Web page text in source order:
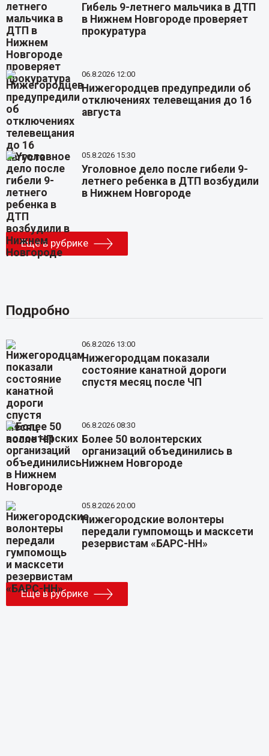
Гибель 9-летнего мальчика в ДТП
в Нижнем Новгороде проверяет
прокуратура
06.8.2026 12:00
Нижегородцев предупредили об
отключениях телевещания до 16
августа
05.8.2026 15:30
Уголовное дело после гибели 9-
летнего ребенка в ДТП возбудили
в Нижнем Новгороде
Еще в рубрике
Подробно
06.8.2026 13:00
Нижегородцам показали
состояние канатной дороги
спустя месяц после ЧП
06.8.2026 08:30
Более 50 волонтерских
организаций объединились в
Нижнем Новгороде
05.8.2026 20:00
Нижегородские волонтеры
передали гумпомощь и масксети
резервистам «БАРС-НН»
Еще в рубрике